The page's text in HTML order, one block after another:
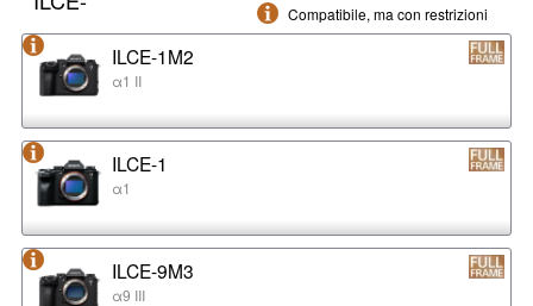
Compatibile, ma con restrizioni
ILCE-1M2
α1 II
ILCE-1
α1
ILCE-9M3
α9 III